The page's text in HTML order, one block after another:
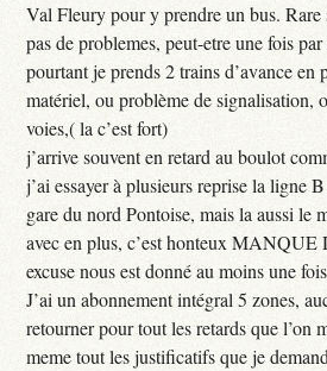
Val Fleury pour y prendre un bus. Rare
pas de problemes, peut-etre une fois par
pourtant je prends 2 trains d’avance en
matériel, ou problème de signalisation,
voies,( la c’est fort)
j’arrive souvent en retard au boulot
j’ai essayer à plusieurs reprise la ligne
gare du nord Pontoise, mais la aussi le
avec en plus, c’est honteux
excuse nous est donné au moins une
J’ai un abonnement intégral 5 zones,
retourner pour tout les retards que l’on
meme tout les justificatifs que je